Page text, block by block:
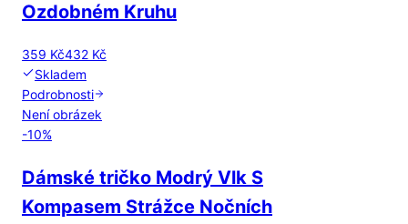
Ozdobném Kruhu
359 Kč432 Kč
Skladem
Podrobnosti
Není obrázek
-10%
Dámské tričko Modrý Vlk S
Kompasem Strážce Nočních